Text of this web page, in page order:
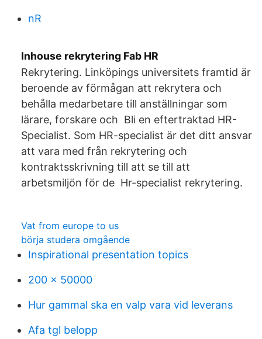
nR
Inhouse rekrytering Fab HR
Rekrytering. Linköpings universitets framtid är
beroende av förmågan att rekrytera och
behålla medarbetare till anställningar som
lärare, forskare och Bli en eftertraktad HR-
Specialist. Som HR-specialist är det ditt ansvar
att vara med från rekrytering och
kontraktsskrivning till att se till att
arbetsmiljön för de Hr-specialist rekrytering.
Vat from europe to us
börja studera omgående
Inspirational presentation topics
200 x 50000
Hur gammal ska en valp vara vid leverans
Afa tgl belopp